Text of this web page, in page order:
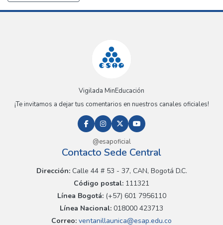
Vigilada MinEducación
¡Te invitamos a dejar tus comentarios en nuestros canales oficiales!
@esapoficial
Contacto Sede Central
Dirección:Calle 44 # 53 - 37, CAN, Bogotá D.C.
Código postal: 111321
Línea Bogotá:(+57) 601 7956110
Línea Nacional: 018000 423713
Correo: ventanillaunica@esap.edu.co